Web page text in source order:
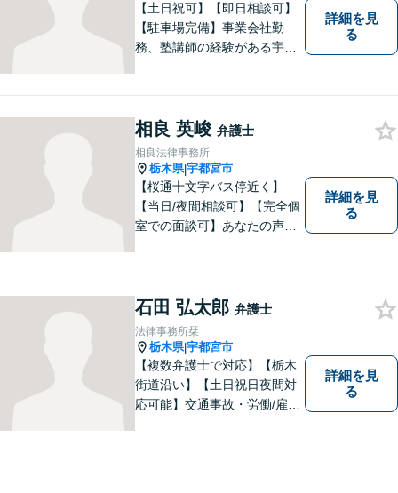
【土日祝可】【即日相談可】
【駐車場完備】事業会社勤
務、塾講師の経験がある宇都
明させていただきます。一人
で悩まず経験豊富な弁護士に
ご相談ください。
詳細を見
る
相良 英峻 弁護士
相良法律事務所
栃木県|宇都宮市
【桜通十文字バス停近く】
【当日/夜間相談可】【完全個
室での面談可】あなたの声を
い。 https://sagara-law-office.j
p/
詳細を見
る
石田 弘太郎 弁護士
法律事務所栞
栃木県|宇都宮市
【複数弁護士で対応】【栃木
街道沿い】【土日祝日夜間対
応可能】交通事故・労働/雇用
詳細を見
る